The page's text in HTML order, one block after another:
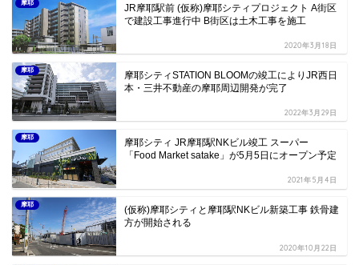
摩耶
JR摩耶駅前 (仮称)摩耶シティプロジェクト A街区
で建設工事進行中 B街区は土木工事を施工
2020年3月18日
摩耶
摩耶シティSTATION BLOOMの竣工によりJR西日
本・三井不動産の摩耶周辺開発が完了
2022年3月29日
摩耶
摩耶シティ JR摩耶駅NKビル竣工 スーパー
「Food Market satake」が5月5日にオープン予定
2021年5月4日
摩耶
(仮称)摩耶シティと摩耶駅NKビル新築工事 鉄骨建
方が開始される
2020年10月22日